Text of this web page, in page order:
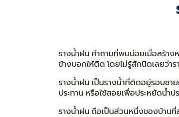
รางน้ำฝน คำถามที่พบบ่อยเมื่อสร้า
ข้างบอกให้ติด โดยไม่รู้สักนิดเลยว่า
รางน้ำฝน เป็นรางน้ำที่ติดอยู่รอบชา
ประทาน หรือใช้สอยเพื่อประหยัดน้ำ
รางน้ำฝน ถือเป็นส่วนหนึ่งของบ้านที่